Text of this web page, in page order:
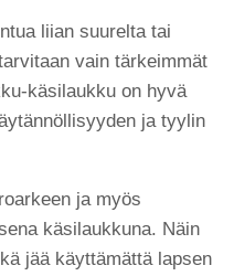
liian suurelta tai
vain tärkeimmät
käsilaukku on hyvä
ja tyylin
ja myös
käsilaukkuna. Näin
jää käyttämättä lapsen